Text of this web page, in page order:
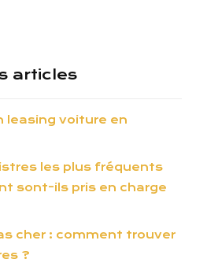
articles
leasing voiture en
les plus fréquents
sont-ils pris en charge
cher : comment trouver
?